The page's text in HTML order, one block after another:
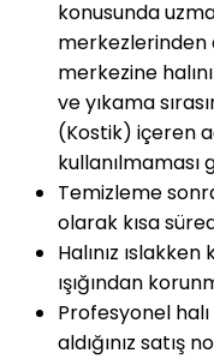
konusunda
merkezlerinden
merkezine
ve yıkama
(Kostik) içeren
kullanılmaması
Temizleme
olarak kısa
Halınız
ışığından
Profesyonel halı
aldığınız satış